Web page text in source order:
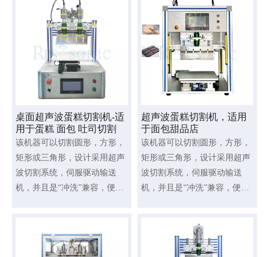
桌面超声波蛋糕切割机-适
用于蛋糕 面包 吐司切割
该机器可以切割圆形，方形，
矩形或三角形，设计采用超声
波切割系统，伺服驱动输送
机，并且是“冲洗”兼容，便于
动化，下游过程可以通过出口
输送机实现自动化。产品外形
超声波蛋糕切割机，适用
于面包甜品店
该机器可以切割圆形，方形，
矩形或三角形，设计采用超声
波切割系统，伺服驱动输送
机，并且是“冲洗”兼容，便于
化，下游过程可以通过出口输
送机实现自动化产品外形美